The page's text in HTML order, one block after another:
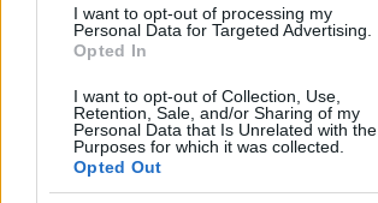
I want to opt-out of processing my
Personal Data for Targeted Advertising.
Opted In
I want to opt-out of Collection, Use,
Retention, Sale, and/or Sharing of my
Personal Data that Is Unrelated with the
Purposes for which it was collected.
Opted Out